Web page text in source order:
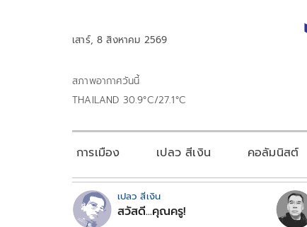
เสาร์, 8 สิงหาคม 2569
สภาพอากาศวันนี้
THAILAND 30.9°C/27.1°C
การเมือง เปลว สีเงิน คอลัมนิสต์
เปลว สีเงิน
สวัสดี...คุณครู!